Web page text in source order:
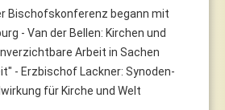
Bischofskonferenz begann mit
- Van der Bellen: Kirchen und
Arbeit in Sachen
- Erzbischof Lackner: Synoden-
für Kirche und Welt